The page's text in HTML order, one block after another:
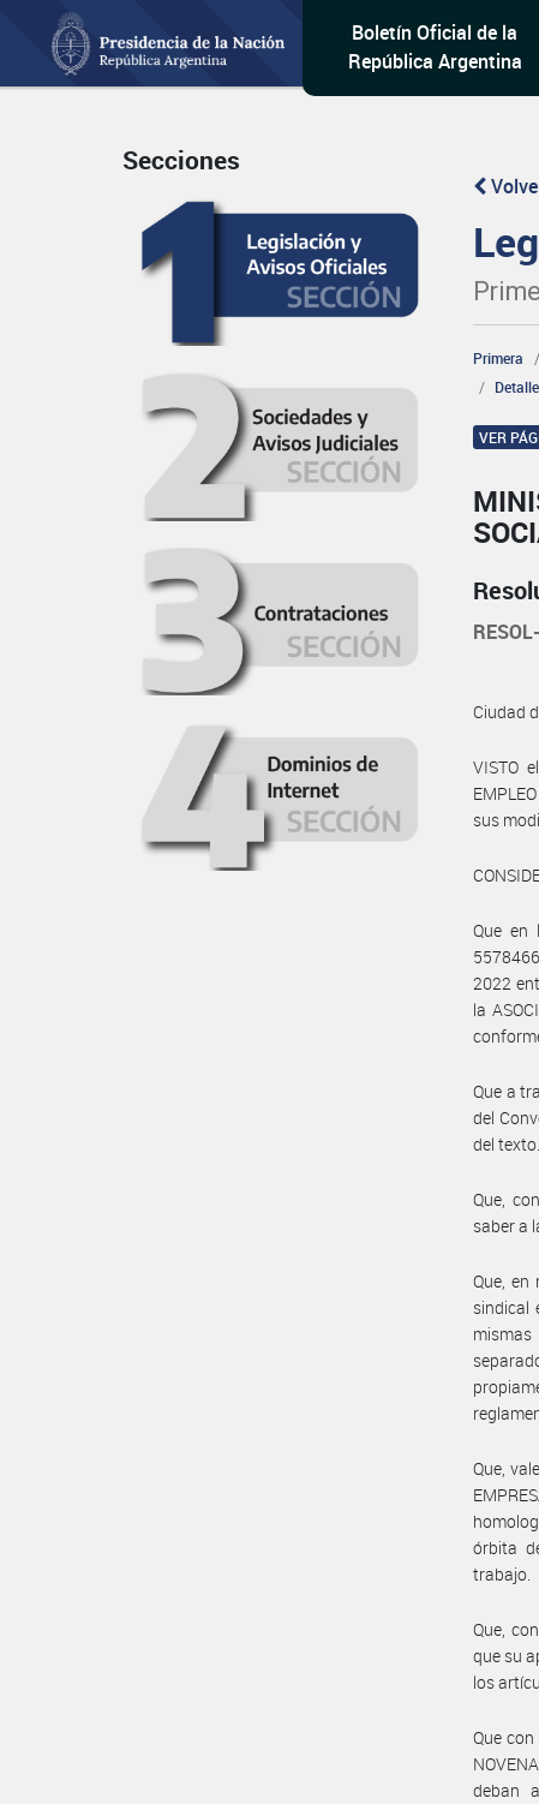
Boletín Oficial de la
República Argentina
Secciones
Primera
Detalle
VER
Ciudad
VISTO
sus
Que en
2022
la
Que a
del
del texto.
Que,
saber a
Que,
sindical
mismas
Que,
órbita
trabajo.
Que,
que su
los
Que
deban